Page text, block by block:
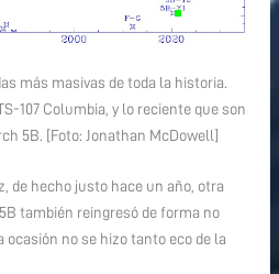
más masivas de toda la historia.
107 Columbia, y lo reciente que son
5B. [Foto: Jonathan McDowell]
de hecho justo hace un año, otra
también reingresó de forma no
ocasión no se hizo tanto eco de la